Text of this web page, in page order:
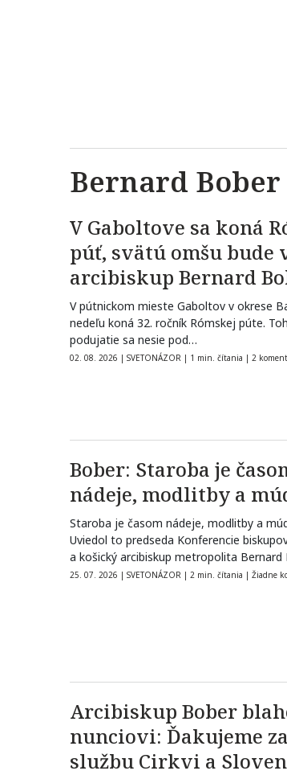
Bernard Bober
V Gaboltove sa koná
púť, svätú omšu bude
arcibiskup Bernard
V pútnickom mieste Gaboltov v okrese
nedeľu koná 32. ročník Rómskej púte.
podujatie sa nesie pod…
02. 08. 2026 | SVETONÁZOR | 1 min. čítania | 2
Bober: Staroba je
nádeje, modlitby a
Staroba je časom nádeje, modlitby a
Uviedol to predseda Konferencie
a košický arcibiskup metropolita
25. 07. 2026 | SVETONÁZOR | 2 min. čítania | Žiadne
Arcibiskup Bober
nunciovi: Ďakujeme za
službu Cirkvi a